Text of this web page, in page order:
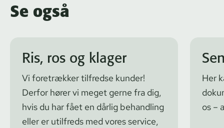
Se også
Ris, ros og klager
Vi foretrækker tilfredse kunder!
Derfor hører vi meget gerne fra dig,
hvis du har fået en dårlig behandling
eller er utilfreds med vores service,
Her
os –